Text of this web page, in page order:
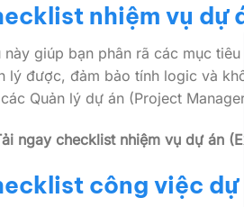
nhiệm vụ dự
này giúp bạn phân rã các mục
lý được, đảm bảo tính logic và
Quản lý dự án (Project
ngay checklist nhiệm vụ dự án
công việc